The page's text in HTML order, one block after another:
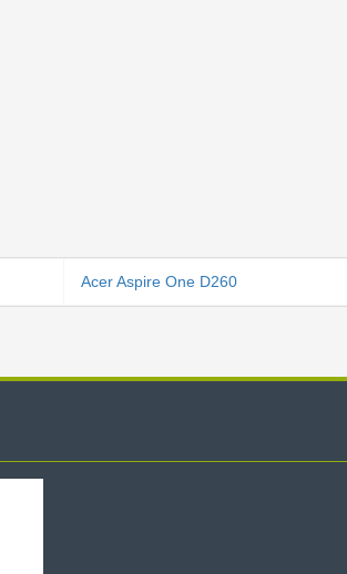
Acer Aspire One D260